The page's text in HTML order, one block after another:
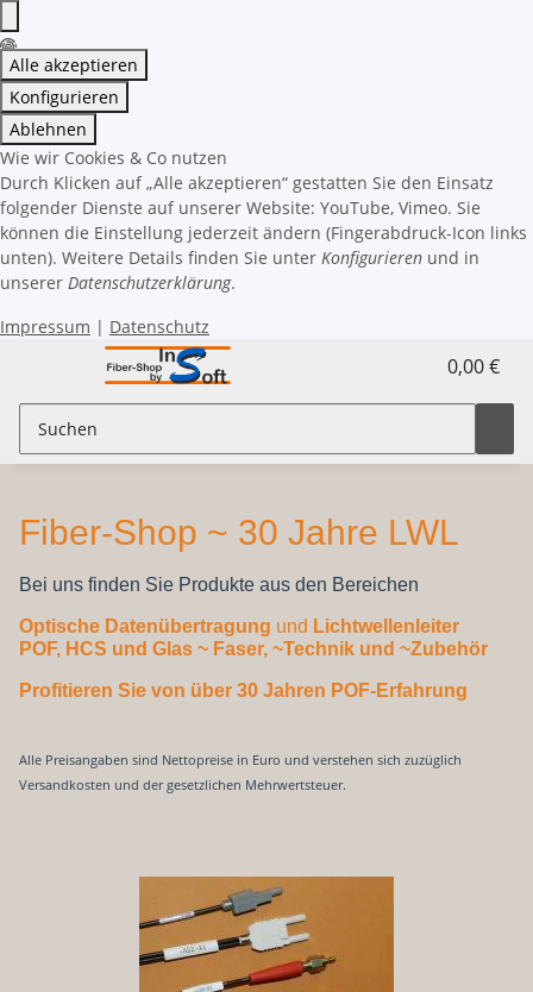
Alle akzeptieren
Konfigurieren
Ablehnen
Wie wir Cookies & Co nutzen
Durch Klicken auf „Alle akzeptieren“ gestatten Sie den Einsatz
folgender Dienste auf unserer Website: YouTube, Vimeo. Sie
können die Einstellung jederzeit ändern (Fingerabdruck-Icon links
unten). Weitere Details finden Sie unter Konfigurieren und in
unserer Datenschutzerklärung.
Impressum | Datenschutz
0,00 €
Fiber-Shop ~ 30 Jahre LWL
Bei uns finden Sie Produkte aus den Bereichen
Optische Datenübertragung und Lichtwellenleiter
POF, HCS und Glas ~ Faser, ~Technik und ~Zubehör
Profitieren Sie von über 30 Jahren POF-Erfahrung
Alle Preisangaben sind Nettopreise in Euro und verstehen sich zuzüglich
Versandkosten und der gesetzlichen Mehrwertsteuer.